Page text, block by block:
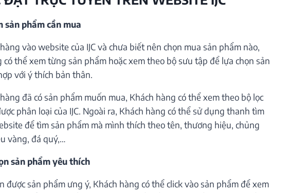
sản phẩm cần mua
vào website của IJC và chưa biết nên chọn mua sản phẩm nào,
có thể xem từng sản phẩm hoặc xem theo bộ sưu tập để lựa chọn sản
với ý thích bản thân.
đã có sản phẩm muốn mua, Khách hàng có thể xem theo bộ lọc
phân loại của IJC. Ngoài ra, Khách hàng có thể sử dụng thanh tìm
để tìm sản phẩm mà mình thích theo tên, thương hiệu, chủng
vàng, đá quý,…
sản phẩm yêu thích
được sản phẩm ưng ý, Khách hàng có thể click vào sản phẩm để xem